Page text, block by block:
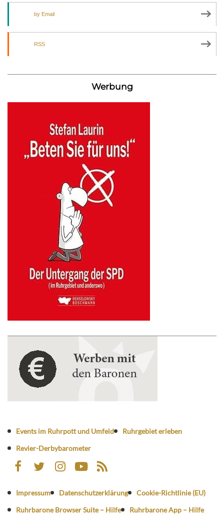
by Email
RSS
Werbung
Events im Ruhrpott und Umfeld
Ruhrgebiet erleben
Revier-Derbybarometer
Impressum Datenschutzerklärung
Cookie-Richtlinie (EU)
Ruhrbarone Browser Suite – Hilfe
Ruhrbarone App – Hilfe